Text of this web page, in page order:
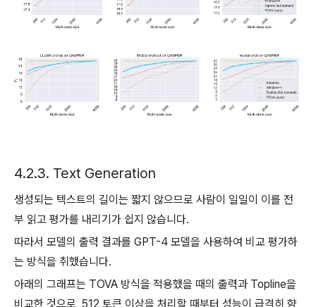
4.2.3. Text Generation
생성되는 텍스트의 길이는 짧지 않으므로 사람이 일일이 이를 전
부 읽고 평가를 내리기가 쉽지 않습니다.
따라서 모델의 출력 결과를 GPT-4 모델을 사용하여 비교 평가하
는 방식을 취했습니다.
아래의 그래프는 TOVA 방식을 적용했을 때의 출력과 Topline을
비교한 것으로, 512 토큰 이상을 처리할 때부터 성능이 급격히 향